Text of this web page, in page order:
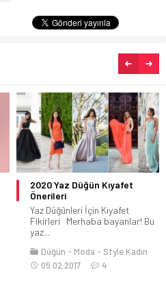
2020 Yaz Düğün Kıyafet
Önerileri
Yaz Düğünleri İçin Kıyafet
Fikirleri Merhaba bayanlar! Bu
yaz...
Düğün Moda
Style Kadın
05.02.2017
4